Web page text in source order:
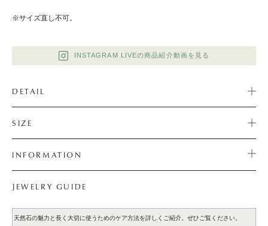
※サイズ直し不可。
INSTAGRAM LIVEの商品紹介動画を見る
DETAIL
SIZE
INFORMATION
JEWELRY GUIDE
天然石の魅力と長く大切に使うためのケア方法を詳しくご紹介。ぜひご覧ください。